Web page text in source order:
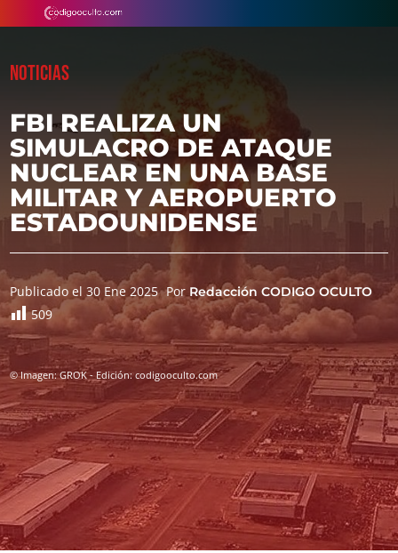
NOTICIAS
FBI REALIZA UN
SIMULACRO DE ATAQUE
NUCLEAR EN UNA BASE
MILITAR Y AEROPUERTO
ESTADOUNIDENSE
Publicado el 30 Ene 2025 PorRedacción CODIGO OCULTO
509
© Imagen: GROK - Edición: codigooculto.com